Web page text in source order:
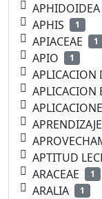
APHIDOIDEA
APHIS 1
APIACEAE 1
APIO 1
APLICACION
APLICACION
APRENDIZAJE
APTITUD
ARACEAE 1
ARALIA 1